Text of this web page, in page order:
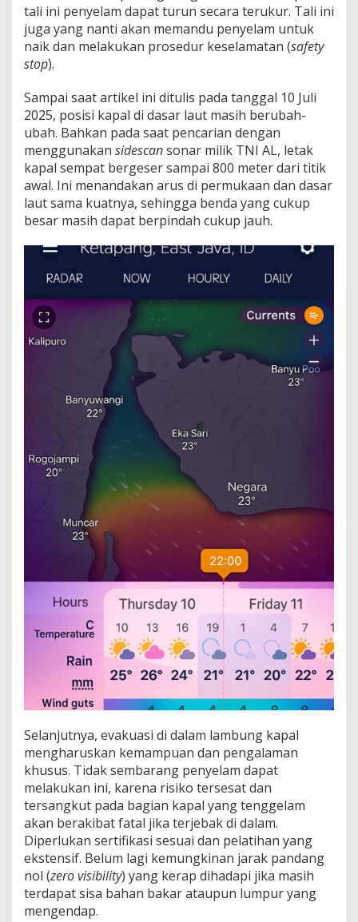
tali ini penyelam dapat turun secara terukur. Tali ini
juga yang nanti akan memandu penyelam untuk
naik dan melakukan prosedur keselamatan (safety
stop).
Sampai saat artikel ini ditulis pada tanggal 10 Juli
2025, posisi kapal di dasar laut masih berubah-
ubah. Bahkan pada saat pencarian dengan
menggunakan sidescansonar milik TNI AL, letak
kapal sempat bergeser sampai 800 meter dari titik
awal. Ini menandakan arus di permukaan dan dasar
laut sama kuatnya, sehingga benda yang cukup
besar masih dapat berpindah cukup jauh.
Selanjutnya, evakuasi di dalam lambung kapal
mengharuskan kemampuan dan pengalaman
khusus. Tidak sembarang penyelam dapat
melakukan ini, karena risiko tersesat dan
tersangkut pada bagian kapal yang tenggelam
akan berakibat fatal jika terjebak di dalam.
Diperlukan sertifikasi sesuai dan pelatihan yang
ekstensif. Belum lagi kemungkinan jarak pandang
nol (zero visibility) yang kerap dihadapi jika masih
terdapat sisa bahan bakar ataupun lumpur yang
mengendap.